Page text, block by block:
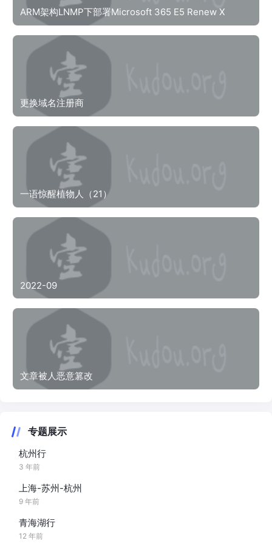
ARM架构LNMP下部署Microsoft 365 E5 Renew X
更换域名注册商
一语惊醒植物人（21）
2022-09
文章被人恶意篡改
专题展示
杭州行
3 年前
上海-苏州-杭州
9 年前
青海湖行
12 年前